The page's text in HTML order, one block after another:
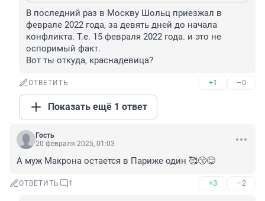
В последний раз в Москву Шольц приезжал в
феврале 2022 года, за девять дней до начала
конфликта. Т.е. 15 февраля 2022 года. и это не
оспоримый факт.
Вот ты откуда, краснадевица?
ОТВЕТИТЬ +1 –0
Показать ещё 1 ответ
Гость
20 февраля 2025, 01:03
А муж Макрона остается в Париже один 🥰😙😋
ОТВЕТИТЬ 1 +3 –2